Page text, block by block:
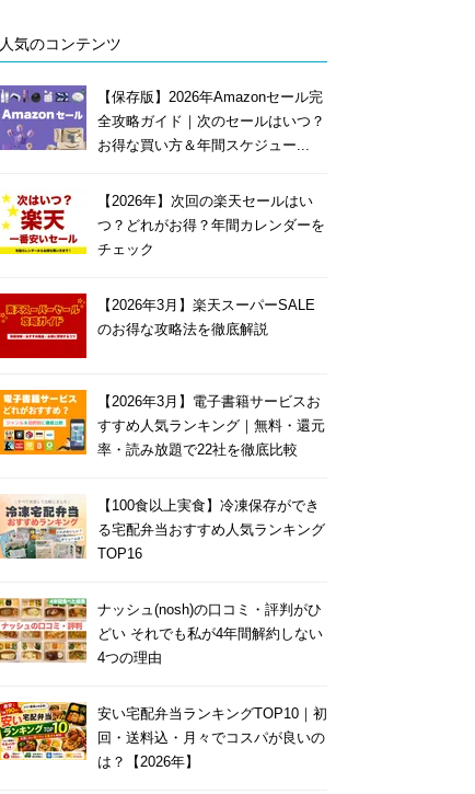
人気のコンテンツ
【保存版】2026年Amazonセール完
全攻略ガイド｜次のセールはいつ？
お得な買い方＆年間スケジュー...
【2026年】次回の楽天セールはい
つ？どれがお得？年間カレンダーを
チェック
【2026年3月】楽天スーパーSALE
のお得な攻略法を徹底解説
【2026年3月】電子書籍サービスお
すすめ人気ランキング｜無料・還元
率・読み放題で22社を徹底比較
【100食以上実食】冷凍保存ができ
る宅配弁当おすすめ人気ランキング
TOP16
ナッシュ(nosh)の口コミ・評判がひ
どい それでも私が4年間解約しない
4つの理由
安い宅配弁当ランキングTOP10｜初
回・送料込・月々でコスパが良いの
は？【2026年】